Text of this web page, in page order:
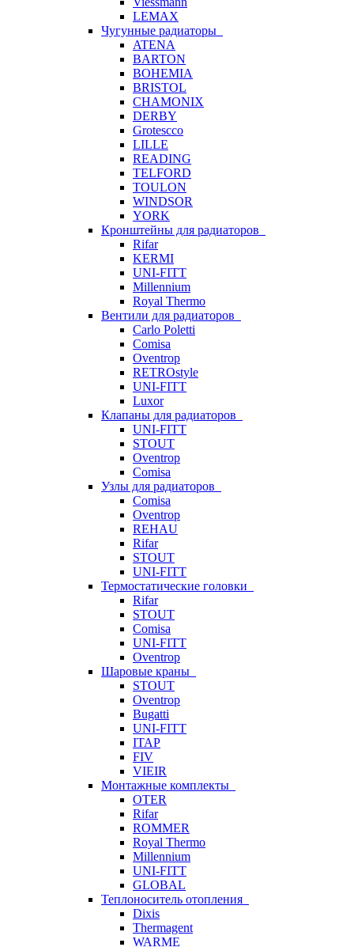
LEMAX
Чугунные радиаторы
ATENA
BARTON
BOHEMIA
BRISTOL
CHAMONIX
DERBY
Grotescco
LILLE
READING
TELFORD
TOULON
WINDSOR
YORK
Кронштейны для радиаторов
Rifar
KERMI
UNI-FITT
Millennium
Royal Thermo
Вентили для радиаторов
Carlo Poletti
Comisa
Oventrop
RETROstyle
UNI-FITT
Luxor
Клапаны для радиаторов
UNI-FITT
STOUT
Oventrop
Comisa
Узлы для радиаторов
Comisa
Oventrop
REHAU
Rifar
STOUT
UNI-FITT
Термостатические головки
Rifar
STOUT
Comisa
UNI-FITT
Oventrop
Шаровые краны
STOUT
Oventrop
Bugatti
UNI-FITT
ITAP
FIV
VIEIR
Монтажные комплекты
OTER
Rifar
ROMMER
Royal Thermo
Millennium
UNI-FITT
GLOBAL
Теплоноситель отопления
Dixis
Thermagent
WARME